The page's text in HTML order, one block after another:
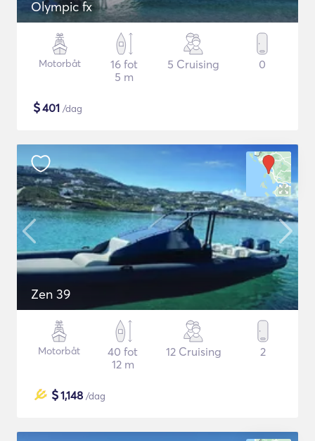
Olympic fx
Motorbåt
16 fot
5 m
5 Cruising 0
$401 /dag
Zen 39
Motorbåt
40 fot
12 m
12 Cruising 2
$1,148 /dag